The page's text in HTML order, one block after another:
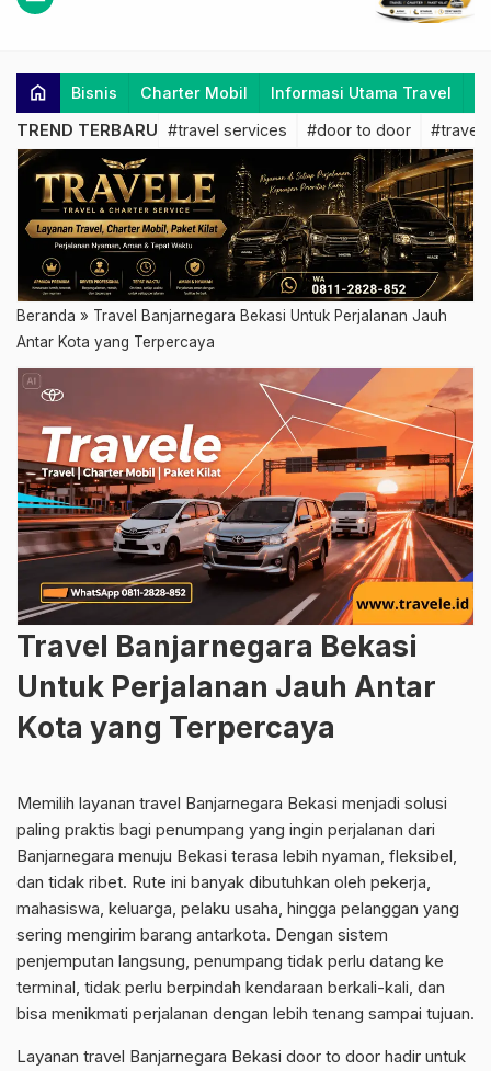
home Bisnis Charter Mobil Informasi Utama Travel
TREND TERBARU #travel services #door to door #travel
Beranda » Travel Banjarnegara Bekasi Untuk Perjalanan Jauh
Antar Kota yang Terpercaya
Travel Banjarnegara Bekasi
Untuk Perjalanan Jauh Antar
Kota yang Terpercaya
Memilih layanan travel Banjarnegara Bekasi menjadi solusi
paling praktis bagi penumpang yang ingin perjalanan dari
Banjarnegara menuju Bekasi terasa lebih nyaman, fleksibel,
dan tidak ribet. Rute ini banyak dibutuhkan oleh pekerja,
mahasiswa, keluarga, pelaku usaha, hingga pelanggan yang
sering mengirim barang antarkota. Dengan sistem
penjemputan langsung, penumpang tidak perlu datang ke
terminal, tidak perlu berpindah kendaraan berkali-kali, dan
bisa menikmati perjalanan dengan lebih tenang sampai tujuan.
Layanan travel Banjarnegara Bekasi door to door hadir untuk